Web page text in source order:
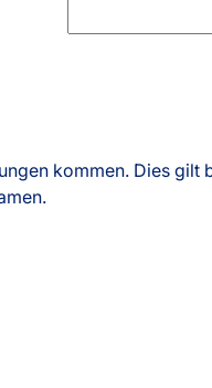
kommen. Dies